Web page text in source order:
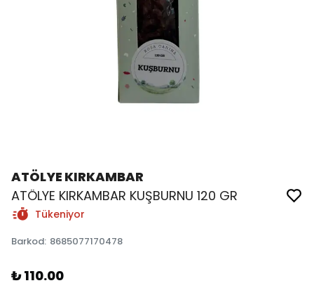
ATÖLYE KIRKAMBAR
ATÖLYE KIRKAMBAR KUŞBURNU 120 GR
Tükeniyor
Barkod: 8685077170478
₺ 110.00